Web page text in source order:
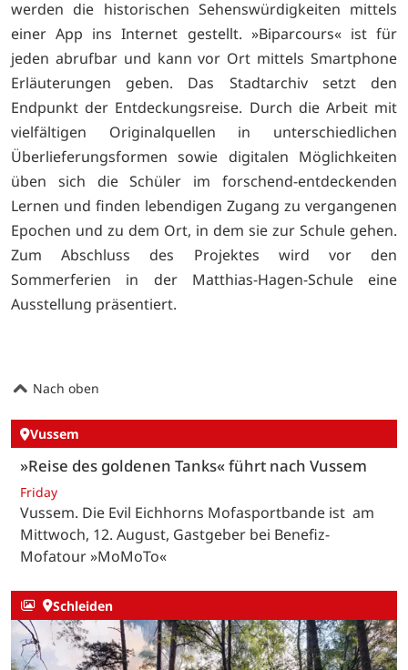
werden die historischen Sehenswürdigkeiten mittels
einer App ins Internet gestellt. »Biparcours« ist für
jeden abrufbar und kann vor Ort mittels Smartphone
Erläuterungen geben. Das Stadtarchiv setzt den
Endpunkt der Entdeckungsreise. Durch die Arbeit mit
vielfältigen Originalquellen in unterschiedlichen
Überlieferungsformen sowie digitalen Möglichkeiten
üben sich die Schüler im forschend-entdeckenden
Lernen und finden lebendigen Zugang zu vergangenen
Epochen und zu dem Ort, in dem sie zur Schule gehen.
Zum Abschluss des Projektes wird vor den
Sommerferien in der Matthias-Hagen-Schule eine
Ausstellung präsentiert.
Nach oben
Vussem
»Reise des goldenen Tanks« führt nach Vussem
Friday
Vussem. Die Evil Eichhorns Mofasportbande ist am
Mittwoch, 12. August, Gastgeber bei Benefiz-
Mofatour »MoMoTo«
Schleiden